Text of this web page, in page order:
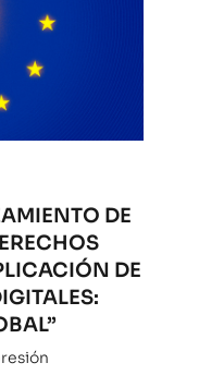
DE
DE